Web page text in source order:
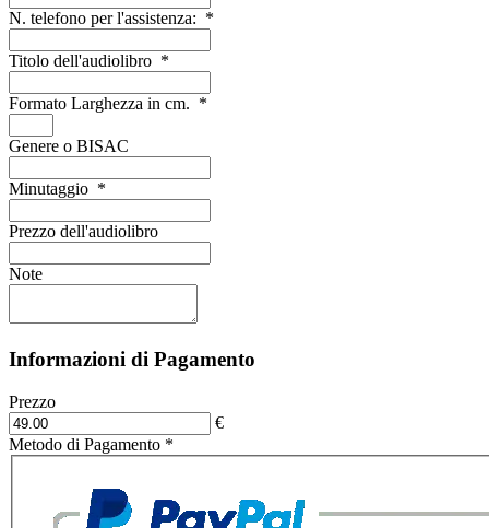
N. telefono per l'assistenza: *
Titolo dell'audiolibro *
Formato Larghezza in cm. *
Genere o BISAC
Minutaggio *
Prezzo dell'audiolibro
Note
Informazioni di Pagamento
Prezzo
€
Metodo di Pagamento *